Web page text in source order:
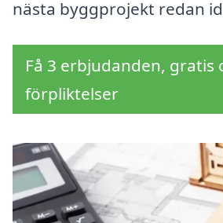
nästa byggprojekt redan
Få 3 erbjudanden, gratis
förpliktelser